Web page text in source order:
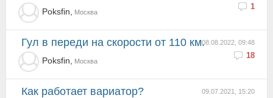
1
Poksfin, Москва
08.08.2022, 09:48
18
Гул в переди на скорости от 110 км.
Poksfin, Москва
09.07.2021, 15:20
Как работает вариатор?